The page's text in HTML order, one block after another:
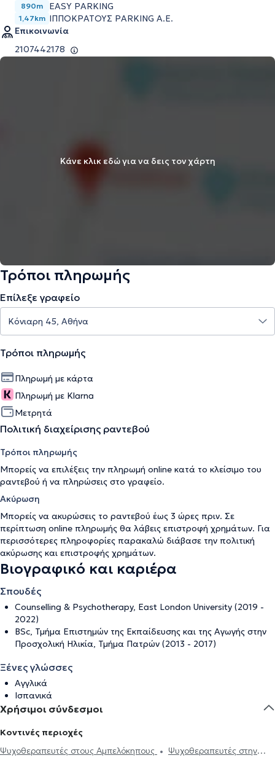
890m EASY PARKING
1,47km ΙΠΠΟΚΡΆΤΟΥΣ PARKING Α.Ε.
Επικοινωνία
2107442178
Κάνε κλικ εδώ για να δεις τον χάρτη
Τρόποι πληρωμής
Επίλεξε γραφείο
Τρόποι πληρωμής
Πληρωμή με κάρτα
Πληρωμή με Klarna
Μετρητά
Πολιτική διαχείρισης ραντεβού
Τρόποι πληρωμής
Μπορείς να επιλέξεις την πληρωμή online κατά το κλείσιμο του
ραντεβού ή να πληρώσεις στο γραφείο.
Ακύρωση
Μπορείς να ακυρώσεις το ραντεβού έως 3 ώρες πριν. Σε
περίπτωση online πληρωμής θα λάβεις επιστροφή χρημάτων. Για
περισσότερες πληροφορίες παρακαλώ διάβασε την πολιτική
ακύρωσης και επιστροφής χρημάτων.
Βιογραφικό και καριέρα
Σπουδές
Counselling & Psychotherapy, East London University (2019 -
2022)
BSc, Τμήμα Επιστημών της Εκπαίδευσης και της Αγωγής στην
Προσχολική Ηλικία, Τμήμα Πατρών (2013 - 2017)
Ξένες γλώσσες
Αγγλικά
Ισπανικά
Χρήσιμοι σύνδεσμοι
Κοντινές περιοχές
Ψυχοθεραπευτές στους Αμπελόκηπους
Ψυχοθεραπευτές στην